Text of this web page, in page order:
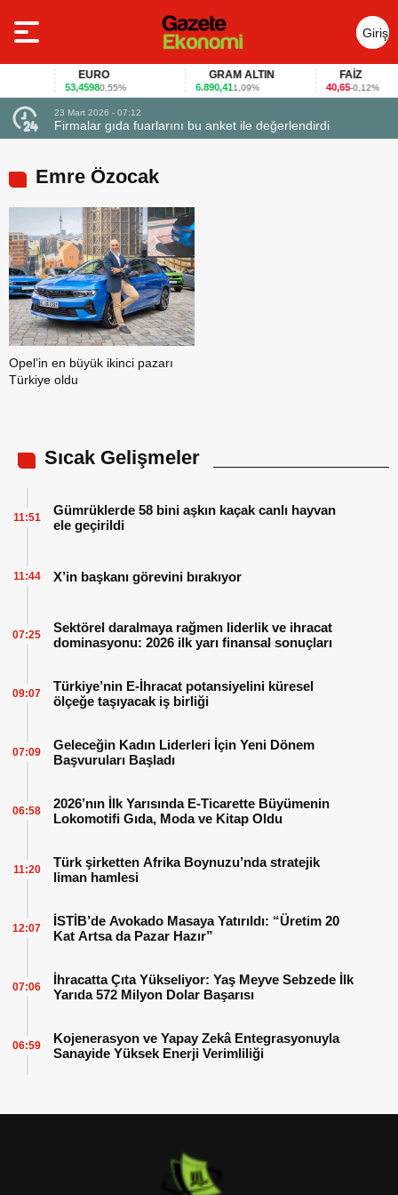
Giriş
Yap
EURO
53,45980,55%
GRAM ALTIN
6.890,411,09%
FAİZ
40,65-0,12%
23 Mart 2026 - 07:12
Firmalar gıda fuarlarını bu anket ile değerlendirdi
Emre Özocak
Opel’in en büyük ikinci pazarı
Türkiye oldu
Sıcak Gelişmeler
Gümrüklerde 58 bini aşkın kaçak canlı hayvan
ele geçirildi
11:51
X’in başkanı görevini bırakıyor
11:44
Sektörel daralmaya rağmen liderlik ve ihracat
dominasyonu: 2026 ilk yarı finansal sonuçları
07:25
Türkiye’nin E-İhracat potansiyelini küresel
ölçeğe taşıyacak iş birliği
09:07
Geleceğin Kadın Liderleri İçin Yeni Dönem
Başvuruları Başladı
07:09
2026’nın İlk Yarısında E-Ticarette Büyümenin
Lokomotifi Gıda, Moda ve Kitap Oldu
06:58
Türk şirketten Afrika Boynuzu’nda stratejik
liman hamlesi
11:20
İSTİB’de Avokado Masaya Yatırıldı: “Üretim 20
Kat Artsa da Pazar Hazır”
12:07
İhracatta Çıta Yükseliyor: Yaş Meyve Sebzede İlk
Yarıda 572 Milyon Dolar Başarısı
07:06
Kojenerasyon ve Yapay Zekâ Entegrasyonuyla
Sanayide Yüksek Enerji Verimliliği
06:59